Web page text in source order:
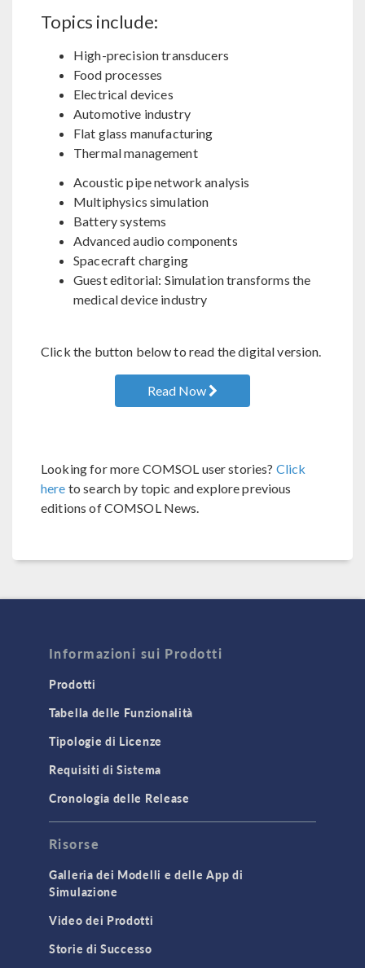
Topics include:
High-precision transducers
Food processes
Electrical devices
Automotive industry
Flat glass manufacturing
Thermal management
Acoustic pipe network analysis
Multiphysics simulation
Battery systems
Advanced audio components
Spacecraft charging
Guest editorial: Simulation transforms the
medical device industry
Click the button below to read the digital version.
Read Now
Looking for more COMSOL user stories? Click
here to search by topic and explore previous
editions of COMSOL News.
Informazioni sui Prodotti
Prodotti
Tabella delle Funzionalità
Tipologie di Licenze
Requisiti di Sistema
Cronologia delle Release
Risorse
Galleria dei Modelli e delle App di
Simulazione
Video dei Prodotti
Storie di Successo